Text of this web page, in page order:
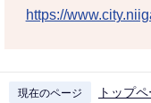
https://
現在のページ トップ